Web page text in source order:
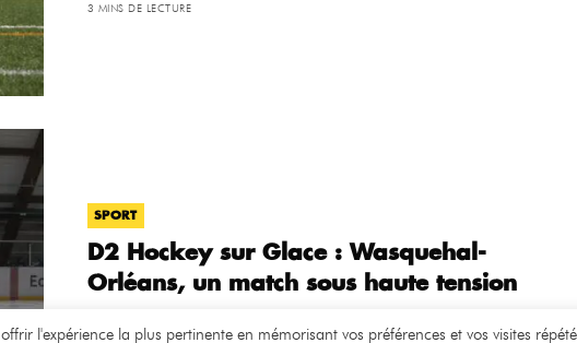
3 MINS DE LECTURE
SPORT
D2 Hockey sur Glace : Wasquehal-
Orléans, un match sous haute tension
l'expérience la plus pertinente en mémorisant vos préférences et vos visites